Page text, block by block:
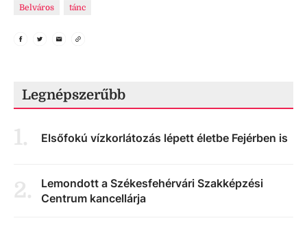
Belváros tánc
Legnépszerűbb
1. Elsőfokú vízkorlátozás lépett életbe Fejérben is
2.
Lemondott a Székesfehérvári Szakképzési
Centrum kancellárja